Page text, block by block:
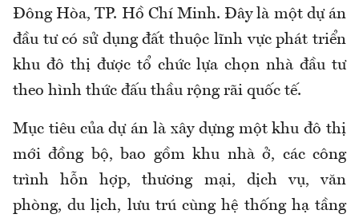
Đông Hòa, TP. Hồ Chí Minh. Đây là một dự án
đầu tư có sử dụng đất thuộc lĩnh vực phát triển
khu đô thị được tổ chức lựa chọn nhà đầu tư
theo hình thức đấu thầu rộng rãi quốc tế.
Mục tiêu của dự án là xây dựng một khu đô thị
mới đồng bộ, bao gồm khu nhà ở, các công
trình hỗn hợp, thương mại, dịch vụ, văn
phòng, du lịch, lưu trú cùng hệ thống hạ tầng